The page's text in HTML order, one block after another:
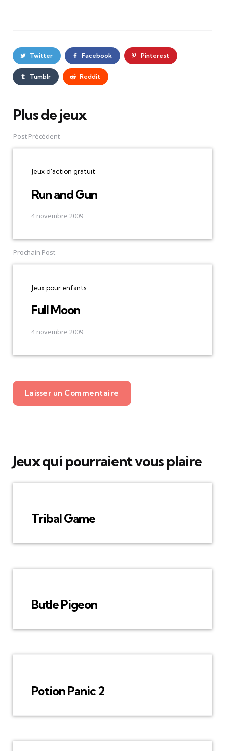
Twitter Facebook Pinterest
Tumblr Reddit
Plus de jeux
Post
navigation
Post Précédent
Jeux d'action gratuit
Run and Gun
4 novembre 2009
Prochain Post
Jeux pour enfants
Full Moon
4 novembre 2009
Laisser un Commentaire
Jeux qui pourraient vous plaire
Tribal Game
Butle Pigeon
Potion Panic 2